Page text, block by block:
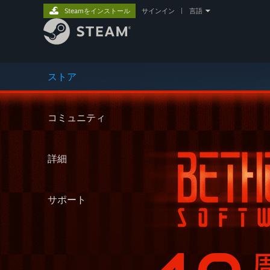
ストア
コミュニティ
詳細
サポート
Steamをインストール サインイン 言語